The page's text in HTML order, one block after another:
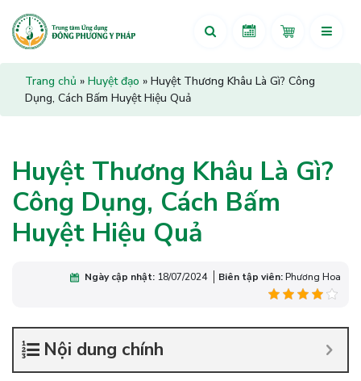
Trang chủ » Huyệt đạo » Huyệt Thương Khâu Là Gì? Công
Dụng, Cách Bấm Huyệt Hiệu Quả
Huyệt Thương Khâu Là Gì?
Công Dụng, Cách Bấm
Huyệt Hiệu Quả
Ngày cập nhật: 18/07/2024 Biên tập viên:Phương Hoa
Nội dung chính